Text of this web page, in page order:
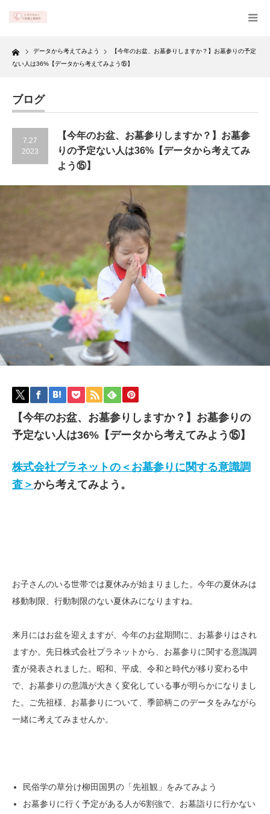
Home データから考えてみよう
【今年のお盆、お墓参りしますか？】お墓参りの予定
ない人は36%【データから考えてみよう⑮】
ブログ
7.27
2023
【今年のお盆、お墓参りしますか？】お墓参
りの予定ない人は36%【データから考えてみ
よう⑮】
【今年のお盆、お墓参りしますか？】お墓参りの
予定ない人は36%【データから考えてみよう⑮】
株式会社プラネットの＜お墓参りに関する意識調
査＞から考えてみよう。
お子さんのいる世帯では夏休みが始まりました。今年の夏休みは
移動制限、行動制限のない夏休みになりますね。
来月にはお盆を迎えますが、今年のお盆期間に、お墓参りはされ
ますか。先日株式会社プラネットから、お墓参りに関する意識調
査が発表されました。昭和、平成、令和と時代が移り変わる中
で、お墓参りの意識が大きく変化している事が明らかになりまし
た。ご先祖様、お墓参りについて、季節柄このデータをみながら
一緒に考えてみませんか。
民俗学の草分け柳田国男の「先祖観」をみてみよう
お墓参りに行く予定がある人が6割強で、お墓詣りに行かない